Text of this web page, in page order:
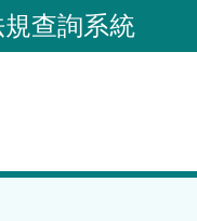
查詢系統